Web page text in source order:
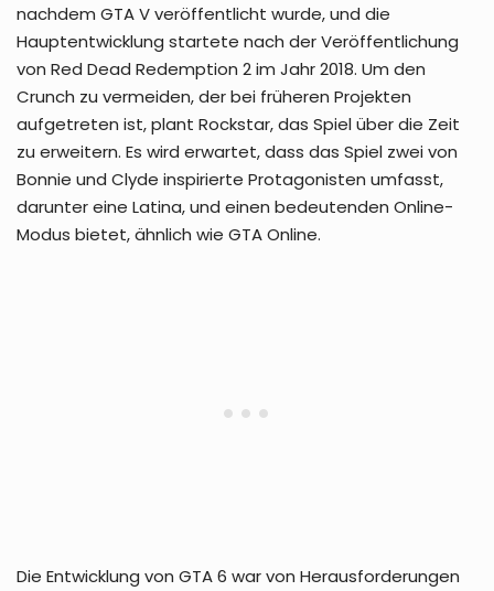
nachdem GTA V veröffentlicht wurde, und die
Hauptentwicklung startete nach der Veröffentlichung
von Red Dead Redemption 2 im Jahr 2018. Um den
Crunch zu vermeiden, der bei früheren Projekten
aufgetreten ist, plant Rockstar, das Spiel über die Zeit
zu erweitern. Es wird erwartet, dass das Spiel zwei von
Bonnie und Clyde inspirierte Protagonisten umfasst,
darunter eine Latina, und einen bedeutenden Online-
Modus bietet, ähnlich wie GTA Online.
Die Entwicklung von GTA 6 war von Herausforderungen